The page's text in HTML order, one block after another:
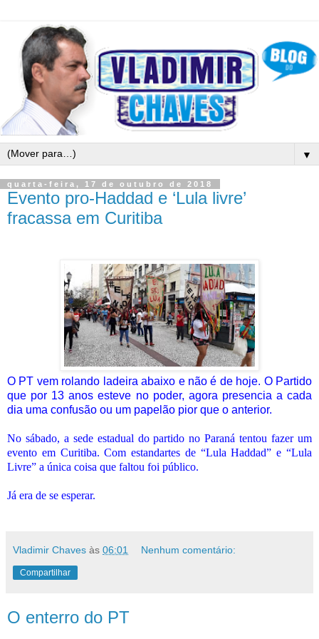
▼
quarta-feira, 17 de outubro de 2018
Evento pro-Haddad e ‘Lula livre’
fracassa em Curitiba
O PT vem rolando ladeira abaixo e não é de hoje. O Partido
que por 13 anos esteve no poder, agora presencia a cada
dia uma confusão ou um papelão pior que o anterior.
No sábado, a sede estadual do partido no Paraná tentou fazer um
evento em Curitiba. Com estandartes de “Lula Haddad” e “Lula
Livre” a única coisa que faltou foi público.
Já era de se esperar.
Vladimir Chaves às 06:01 Nenhum comentário:
Compartilhar
O enterro do PT